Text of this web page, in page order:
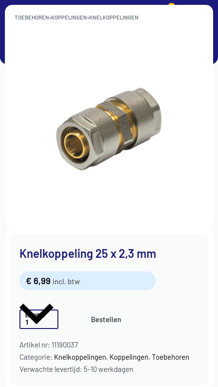
TOEBEHOREN›KOPPELINGEN›KNELKOPPELINGEN
Knelkoppeling 25 x 2,3 mm
€ 6,99 incl. btw
EENHEID Bestellen
Artikel nr: 11190037
Categorie: Knelkoppelingen, Koppelingen, Toebehoren
Verwachte levertijd: 5-10 werkdagen